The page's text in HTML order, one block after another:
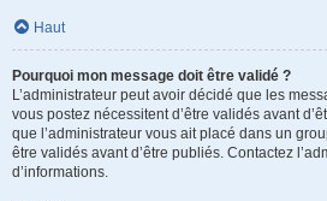
Haut
Pourquoi mon message doit être validé ?
L’administrateur peut avoir décidé que les
vous postez nécessitent d’être validés avant
que l’administrateur vous ait placé dans un
être validés avant d’être publiés. Contactez
d’informations.